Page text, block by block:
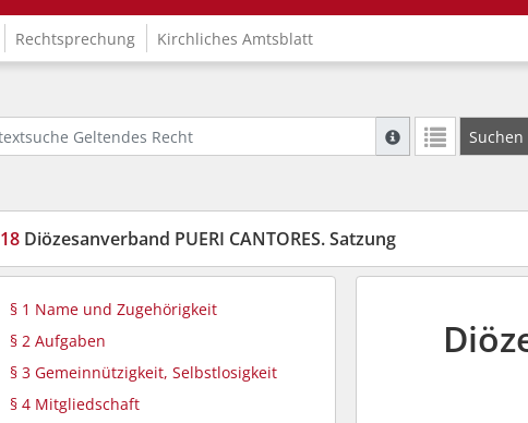
Rechtsprechung Kirchliches Amtsblatt
Geltendes Recht
Suche mit Suchen
Diözesanverband PUERI CANTORES. Satzung
§ 1 Name und Zugehörigkeit
§ 2 Aufgaben
§ 3 Gemeinnützigkeit, Selbstlosigkeit
§ 4 Mitgliedschaft